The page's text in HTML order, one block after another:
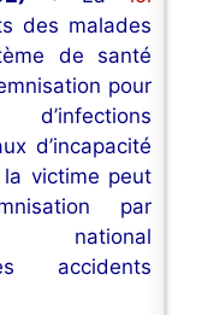
des malades
de santé
pour
d’incapacité
victime peut
par
national
accidents